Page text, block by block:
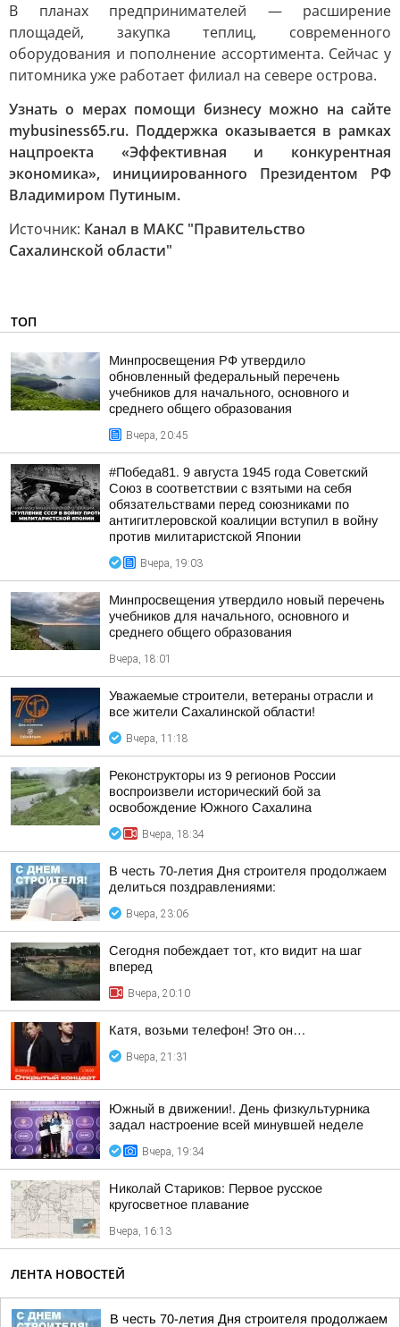
В планах предпринимателей — расширение
площадей, закупка теплиц, современного
оборудования и пополнение ассортимента. Сейчас у
питомника уже работает филиал на севере острова.
Узнать о мерах помощи бизнесу можно на сайте
mybusiness65.ru. Поддержка оказывается в рамках
нацпроекта «Эффективная и конкурентная
экономика», инициированного Президентом РФ
Владимиром Путиным.
Источник: Канал в МАКС "Правительство
Сахалинской области"
ТОП
Минпросвещения РФ утвердило
обновленный федеральный перечень
учебников для начального, основного и
среднего общего образования
Вчера, 20:45
#Победа81. 9 августа 1945 года Советский
Союз в соответствии с взятыми на себя
обязательствами перед союзниками по
антигитлеровской коалиции вступил в войну
против милитаристской Японии
Вчера, 19:03
Минпросвещения утвердило новый перечень
учебников для начального, основного и
среднего общего образования
Вчера, 18:01
Уважаемые строители, ветераны отрасли и
все жители Сахалинской области!
Вчера, 11:18
Реконструкторы из 9 регионов России
воспроизвели исторический бой за
освобождение Южного Сахалина
Вчера, 18:34
В честь 70-летия Дня строителя продолжаем
делиться поздравлениями:
Вчера, 23:06
Сегодня побеждает тот, кто видит на шаг
вперед
Вчера, 20:10
Катя, возьми телефон! Это он…
Вчера, 21:31
Южный в движении!. День физкультурника
задал настроение всей минувшей неделе
Вчера, 19:34
Николай Стариков: Первое русское
кругосветное плавание
Вчера, 16:13
ЛЕНТА НОВОСТЕЙ
В честь 70-летия Дня строителя продолжаем